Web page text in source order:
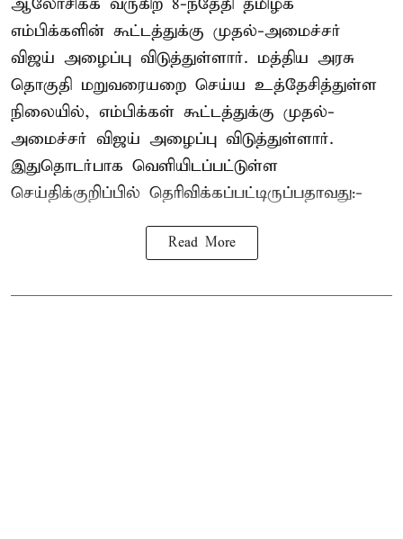
எம்பிக்களின் கூட்டத்துக்கு முதல்-அமைச்சர்
விஜய் அழைப்பு விடுத்துள்ளார். மத்திய அரசு
தொகுதி மறுவரையறை செய்ய உத்தேசித்துள்ள
நிலையில், எம்பிக்கள் கூட்டத்துக்கு முதல்-
அமைச்சர் விஜய் அழைப்பு விடுத்துள்ளார்.
இதுதொடர்பாக வெளியிடப்பட்டுள்ள
செய்திக்குறிப்பில் தெரிவிக்கப்பட்டிருப்பதாவது:-
Read More